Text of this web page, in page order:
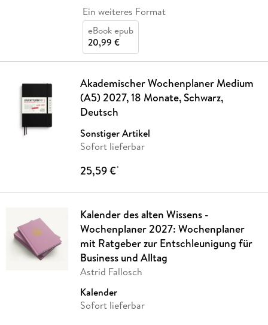
Ein weiteres Format
eBook epub
20,99 €
Akademischer Wochenplaner Medium
(A5) 2027, 18 Monate, Schwarz,
Deutsch
Sonstiger Artikel
Sofort lieferbar
25,59 €*
Kalender des alten Wissens -
Wochenplaner 2027: Wochenplaner
mit Ratgeber zur Entschleunigung für
Business und Alltag
Astrid Fallosch
Kalender
Sofort lieferbar